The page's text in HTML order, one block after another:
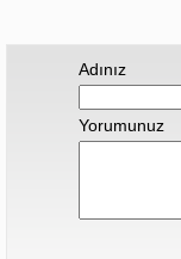
Adınız
Yorumunuz